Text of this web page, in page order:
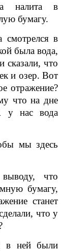
налита в
бумагу.
смотрелся в
была вода,
что
и озер. Вот
отражение?
что на дне
у нас вода
мы здесь
что
бумагу,
станет
что у
в ней были